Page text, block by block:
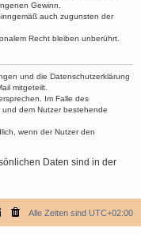
Gewinn.
auch zugunsten der
Recht bleiben unberührt.
und die Datenschutzerklärung
mitgeteilt.
Im Falle des
und dem Nutzer bestehende
wenn der Nutzer den
Daten sind in der
Alle Zeiten sind UTC+02:00